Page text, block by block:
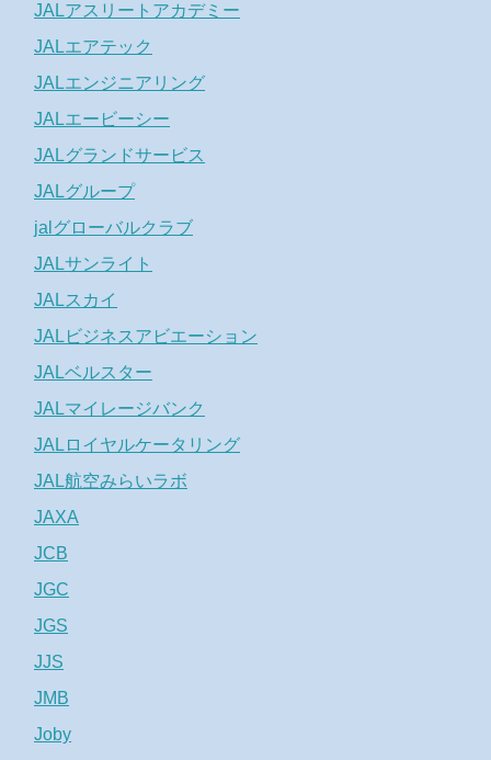
JALアスリートアカデミー
JALエアテック
JALエンジニアリング
JALエービーシー
JALグランドサービス
JALグループ
jalグローバルクラブ
JALサンライト
JALスカイ
JALビジネスアビエーション
JALベルスター
JALマイレージバンク
JALロイヤルケータリング
JAL航空みらいラボ
JAXA
JCB
JGC
JGS
JJS
JMB
Joby